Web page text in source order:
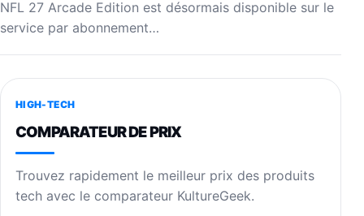
NFL 27 Arcade Edition est désormais disponible sur le
service par abonnement…
HIGH-TECH
COMPARATEUR DE PRIX
Trouvez rapidement le meilleur prix des produits
tech avec le comparateur KultureGeek.